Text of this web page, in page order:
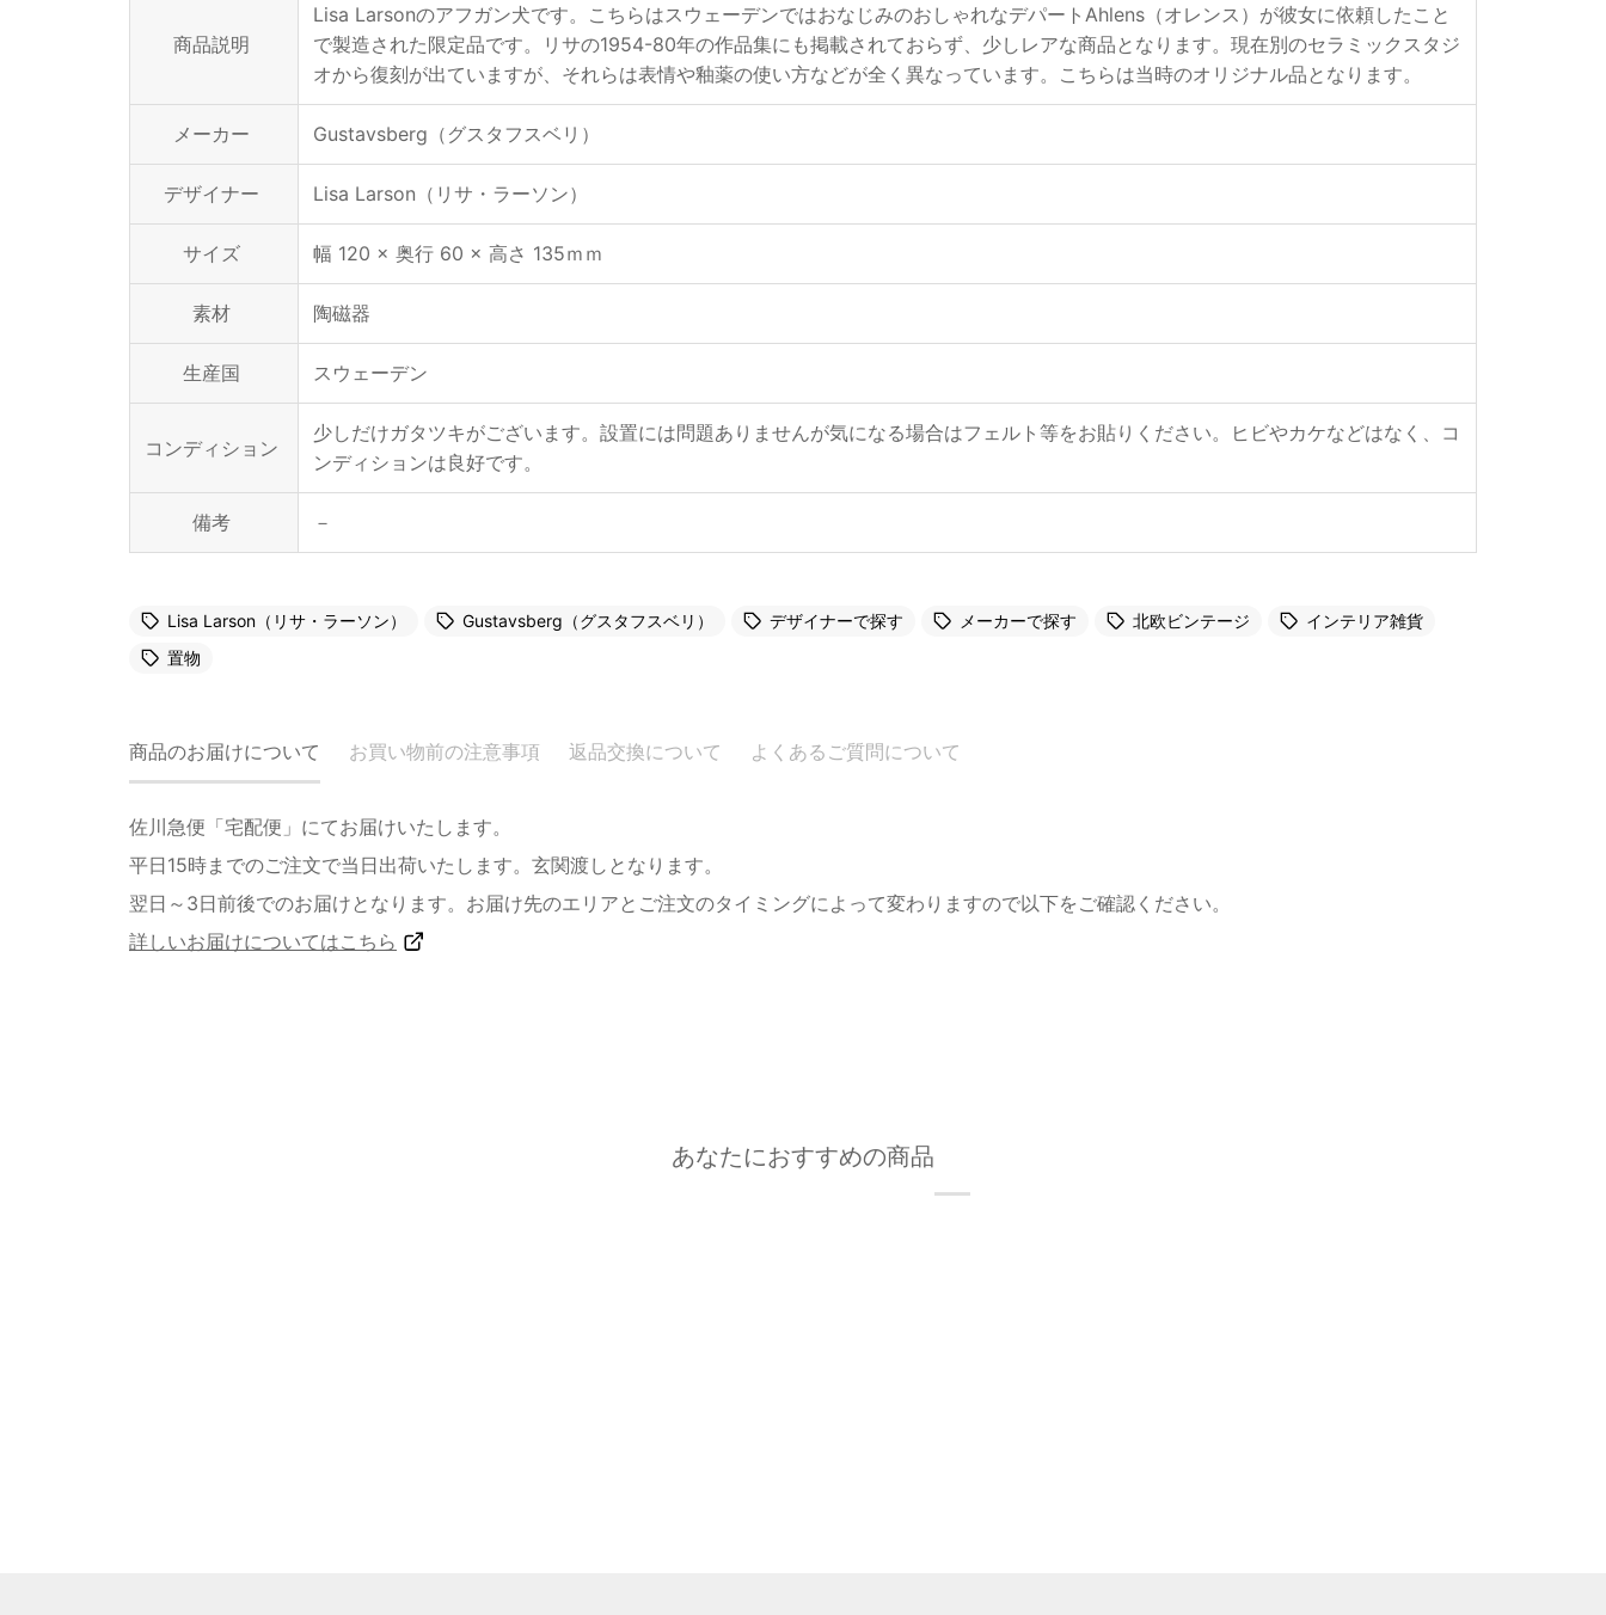
商品説明
Lisa Larsonのアフガン犬です。こちらはスウェーデンではおなじみのおしゃれなデパートAhlens（オレンス）が彼女に依頼したこと
で製造された限定品です。リサの1954-80年の作品集にも掲載されておらず、少しレアな商品となります。現在別のセラミックスタジ
オから復刻が出ていますが、それらは表情や釉薬の使い方などが全く異なっています。こちらは当時のオリジナル品となります。
メーカー Gustavsberg（グスタフスベリ）
デザイナー Lisa Larson（リサ・ラーソン）
サイズ 幅 120 × 奥行 60 × 高さ 135ｍｍ
素材 陶磁器
生産国 スウェーデン
コンディション
少しだけガタツキがございます。設置には問題ありませんが気になる場合はフェルト等をお貼りください。ヒビやカケなどはなく、コ
ンディションは良好です。
備考 －
Lisa Larson（リサ・ラーソン） Gustavsberg（グスタフスベリ） デザイナーで探す メーカーで探す 北欧ビンテージ
インテリア雑貨
置物
商品のお届けについて お買い物前の注意事項 返品交換について よくあるご質問について
佐川急便「宅配便」にてお届けいたします。
平日15時までのご注文で当日出荷いたします。玄関渡しとなります。
翌日～3日前後でのお届けとなります。お届け先のエリアとご注文のタイミングによって変わりますので以下をご確認ください。
詳しいお届けについてはこちら
あなたにおすすめの商品